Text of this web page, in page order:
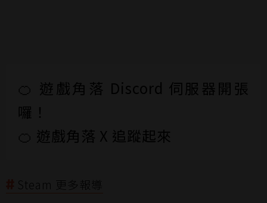
🍊 遊戲角落 Discord 伺服器開張
囉！
🍊 遊戲角落 X 追蹤起來
Steam 更多報導